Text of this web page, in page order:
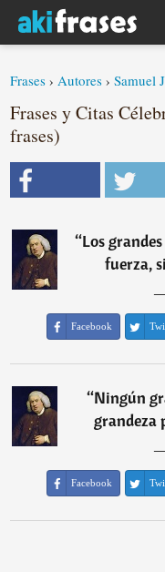
Frases ›Autores ›Samuel
Frases y Citas
frases)
“Los
fuerza,
Facebook
“Ningún
grandeza
Facebook